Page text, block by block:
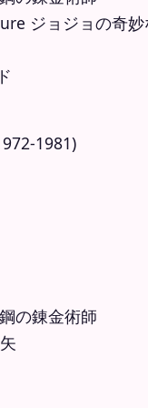
ジョジョの奇
1981)
の錬金術師